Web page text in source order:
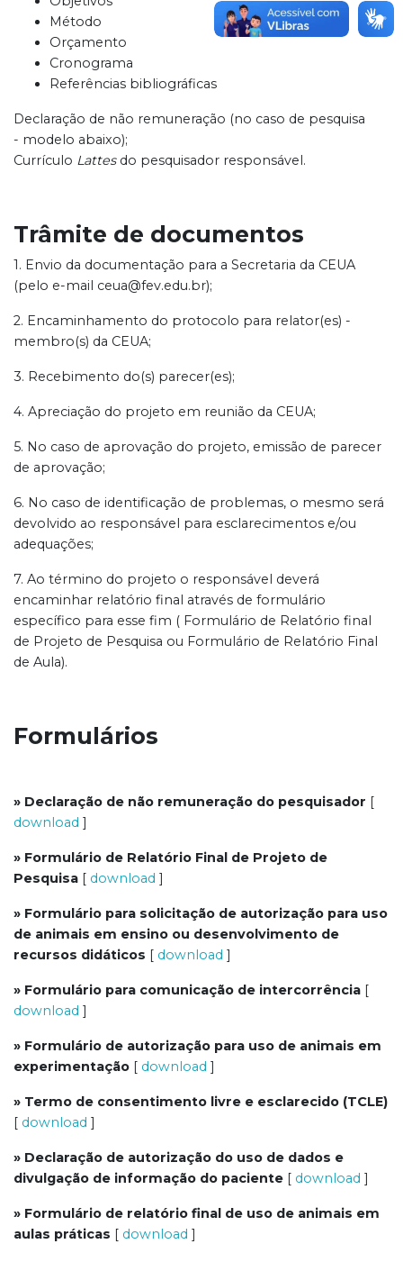
Método
Orçamento
Cronograma
Referências bibliográficas
Declaração de não remuneração (no caso de pesquisa
- modelo abaixo);
Currículo Lattes do pesquisador responsável.
Trâmite de documentos
1. Envio da documentação para a Secretaria da CEUA
(pelo e-mail ceua@fev.edu.br);
2. Encaminhamento do protocolo para relator(es) -
membro(s) da CEUA;
3. Recebimento do(s) parecer(es);
4. Apreciação do projeto em reunião da CEUA;
5. No caso de aprovação do projeto, emissão de parecer
de aprovação;
6. No caso de identificação de problemas, o mesmo será
devolvido ao responsável para esclarecimentos e/ou
adequações;
7. Ao término do projeto o responsável deverá
encaminhar relatório final através de formulário
específico para esse fim ( Formulário de Relatório final
de Projeto de Pesquisa ou Formulário de Relatório Final
de Aula).
Formulários
» Declaração de não remuneração do pesquisador [
download ]
» Formulário de Relatório Final de Projeto de
Pesquisa [ download ]
» Formulário para solicitação de autorização para uso
de animais em ensino ou desenvolvimento de
recursos didáticos [ download ]
» Formulário para comunicação de intercorrência [
download ]
» Formulário de autorização para uso de animais em
experimentação [ download ]
» Termo de consentimento livre e esclarecido (TCLE)
[ download ]
» Declaração de autorização do uso de dados e
divulgação de informação do paciente [ download ]
» Formulário de relatório final de uso de animais em
aulas práticas [ download ]